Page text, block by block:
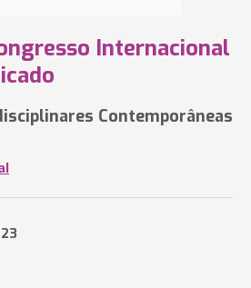
Internacional
Contemporâneas